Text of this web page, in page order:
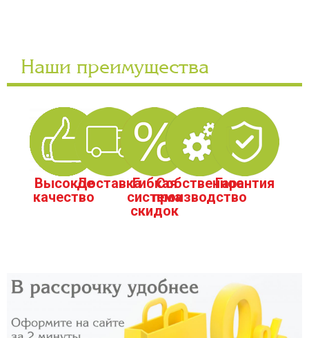
Наши преимущества
Высокое
качество
ДоставкаГибкая
система
скидок
Собственное
производство
Гарантия